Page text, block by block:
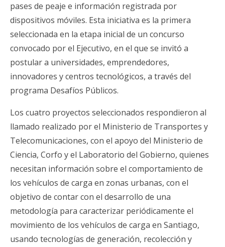
pases de peaje e información registrada por
dispositivos móviles. Esta iniciativa es la primera
seleccionada en la etapa inicial de un concurso
convocado por el Ejecutivo, en el que se invitó a
postular a universidades, emprendedores,
innovadores y centros tecnológicos, a través del
programa Desafíos Públicos.
Los cuatro proyectos seleccionados respondieron al
llamado realizado por el Ministerio de Transportes y
Telecomunicaciones, con el apoyo del Ministerio de
Ciencia, Corfo y el Laboratorio del Gobierno, quienes
necesitan información sobre el comportamiento de
los vehículos de carga en zonas urbanas, con el
objetivo de contar con el desarrollo de una
metodología para caracterizar periódicamente el
movimiento de los vehículos de carga en Santiago,
usando tecnologías de generación, recolección y